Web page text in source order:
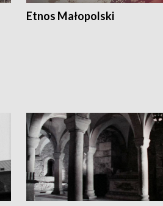
Etnos Małopolski